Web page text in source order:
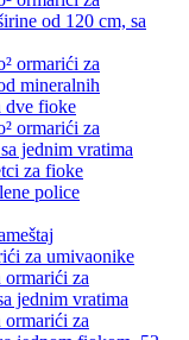
od 120 cm, sa
ormarići za
mineralnih
dve fioke
ormarići za
jednim vratima
za fioke
police
za umivaonike
za
jednim vratima
za